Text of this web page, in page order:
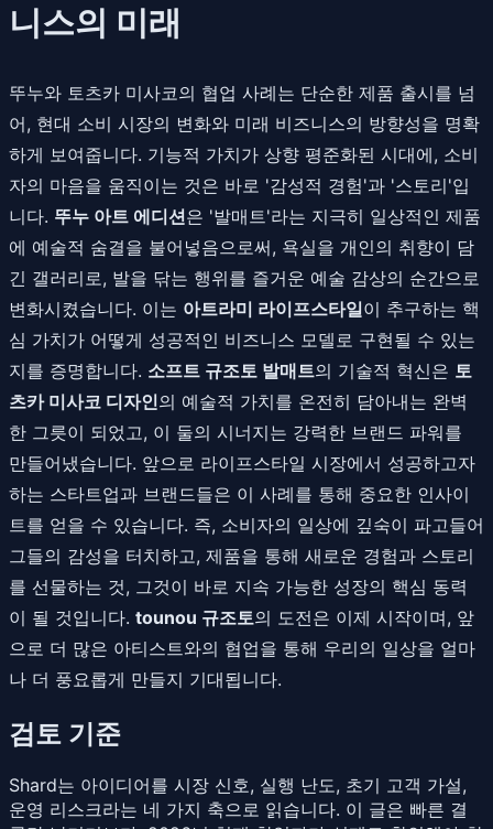
니스의 미래
뚜누와 토츠카 미사코의 협업 사례는 단순한 제품 출시를 넘
어, 현대 소비 시장의 변화와 미래 비즈니스의 방향성을 명확
하게 보여줍니다. 기능적 가치가 상향 평준화된 시대에, 소비
자의 마음을 움직이는 것은 바로 '감성적 경험'과 '스토리'입
니다. 뚜누 아트 에디션은 '발매트'라는 지극히 일상적인 제품
에 예술적 숨결을 불어넣음으로써, 욕실을 개인의 취향이 담
긴 갤러리로, 발을 닦는 행위를 즐거운 예술 감상의 순간으로
변화시켰습니다. 이는 아트라미 라이프스타일이 추구하는 핵
심 가치가 어떻게 성공적인 비즈니스 모델로 구현될 수 있는
지를 증명합니다. 소프트 규조토 발매트의 기술적 혁신은 토
츠카 미사코 디자인의 예술적 가치를 온전히 담아내는 완벽
한 그릇이 되었고, 이 둘의 시너지는 강력한 브랜드 파워를
만들어냈습니다. 앞으로 라이프스타일 시장에서 성공하고자
하는 스타트업과 브랜드들은 이 사례를 통해 중요한 인사이
트를 얻을 수 있습니다. 즉, 소비자의 일상에 깊숙이 파고들어
그들의 감성을 터치하고, 제품을 통해 새로운 경험과 스토리
를 선물하는 것, 그것이 바로 지속 가능한 성장의 핵심 동력
이 될 것입니다. tounou 규조토의 도전은 이제 시작이며, 앞
으로 더 많은 아티스트와의 협업을 통해 우리의 일상을 얼마
나 더 풍요롭게 만들지 기대됩니다.
검토 기준
Shard는 아이디어를 시장 신호, 실행 난도, 초기 고객 가설,
운영 리스크라는 네 가지 축으로 읽습니다. 이 글은 빠른 결